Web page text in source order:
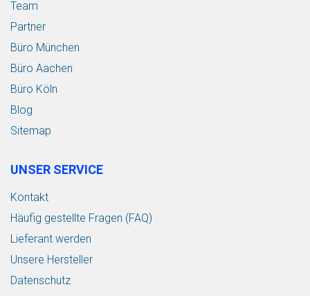
Team
Partner
Büro München
Büro Aachen
Büro Köln
Blog
Sitemap
UNSER SERVICE
Kontakt
Häufig gestellte Fragen (FAQ)
Lieferant werden
Unsere Hersteller
Datenschutz